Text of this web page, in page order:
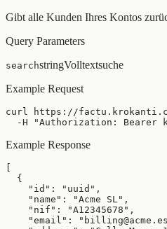
Gibt alle Kunden Ihres Kontos
Query Parameters
searchstringVolltextsuche
Example Request
curl https://
-H "Authorization: Bearer
Example Response
[
  {
    "id": "uuid",
    "name": "Acme SL",
    "nif": "A12345678",
"email":